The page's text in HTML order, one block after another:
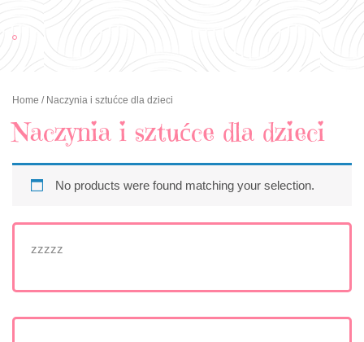
Home / Naczynia i sztućce dla dzieci
Naczynia i sztućce dla dzieci
No products were found matching your selection.
zzzzz